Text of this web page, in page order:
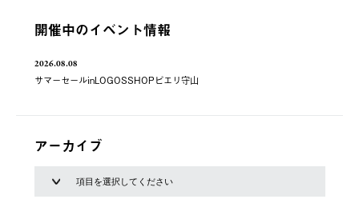
開催中のイベント情報
2026.08.08
サマーセールinLOGOSSHOPピエリ守山
アーカイブ